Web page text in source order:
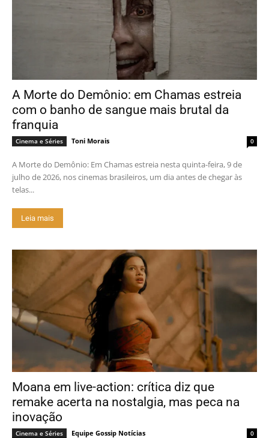
A Morte do Demônio: em Chamas estreia
com o banho de sangue mais brutal da
franquia
Cinema e Séries Toni Morais 0
A Morte do Demônio: Em Chamas estreia nesta quinta-feira, 9 de
julho de 2026, nos cinemas brasileiros, um dia antes de chegar às
telas...
Leia mais
Moana em live-action: crítica diz que
remake acerta na nostalgia, mas peca na
inovação
Cinema e Séries Equipe Gossip Notícias 0